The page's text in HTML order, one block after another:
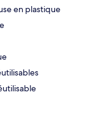
en plastique